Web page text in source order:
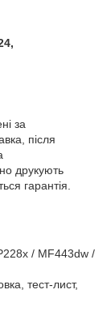
за
після
друкують
гарантія.
/ MF443dw /
тест-лист,